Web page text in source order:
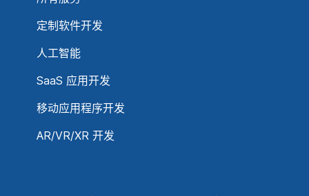
定制软件开发
人工智能
SaaS 应用开发
移动应用程序开发
AR/VR/XR 开发